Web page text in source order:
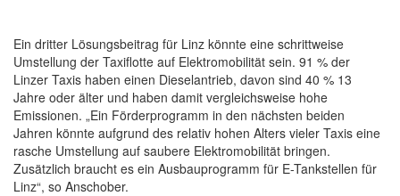
Ein dritter Lösungsbeitrag für Linz könnte eine schrittweise
Umstellung der Taxiflotte auf Elektromobilität sein. 91 % der
Linzer Taxis haben einen Dieselantrieb, davon sind 40 % 13
Jahre oder älter und haben damit vergleichsweise hohe
Emissionen. „Ein Förderprogramm in den nächsten beiden
Jahren könnte aufgrund des relativ hohen Alters vieler Taxis eine
rasche Umstellung auf saubere Elektromobilität bringen.
Zusätzlich braucht es ein Ausbauprogramm für E-Tankstellen für
Linz“, so Anschober.